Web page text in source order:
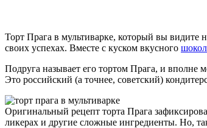
Торт Прага в мультиварке, который вы видите
своих успехах. Вместе с куском вкусного
Подруга называет его тортом Прага, и вполне
Это российский (а точнее, советский)
Оригинальный рецепт торта Прага
ликерах и другие сложные ингредиенты. Но,